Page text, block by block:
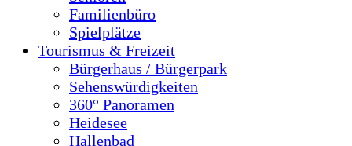
Familienbüro
Spielplätze
Tourismus & Freizeit
Bürgerhaus / Bürgerpark
Sehenswürdigkeiten
360° Panoramen
Heidesee
Hallenbad